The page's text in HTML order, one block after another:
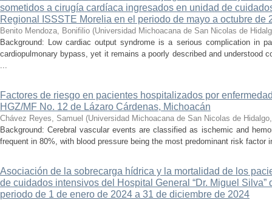
sometidos a cirugía cardíaca ingresados en unidad de
Regional ISSSTE Morelia en el periodo de mayo a octubre de
Benito Mendoza, Bonifilio (Universidad Michoacana de San Nicolas de
Background: Low cardiac output syndrome is a serious complication in
cardiopulmonary bypass, yet it remains a poorly described and understood
...
Factores de riesgo en pacientes hospitalizados por
HGZ/MF No. 12 de Lázaro Cárdenas, Michoacán
Chávez Reyes, Samuel (Universidad Michoacana de San Nicolas de Hidalgo
Background: Cerebral vascular events are classified as ischemic and
frequent in 80%, with blood pressure being the most predominant risk factor
Asociación de la sobrecarga hídrica y la mortalidad de los
de cuidados intensivos del Hospital General “Dr. Miguel
periodo de 1 de enero de 2024 a 31 de diciembre de 2024